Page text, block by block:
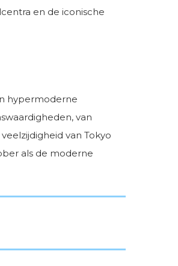
en de iconische
hypermoderne
van
van Tokyo
als de moderne